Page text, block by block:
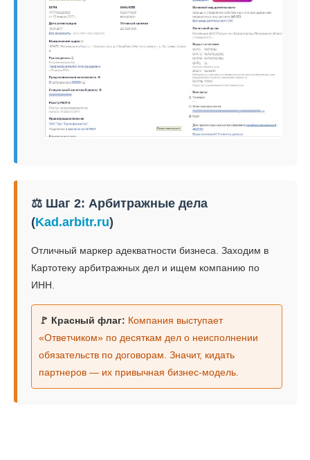
⚖️ Шаг 2: Арбитражные дела
(Kad.arbitr.ru)
Отличный маркер адекватности бизнеса. Заходим в
Картотеку арбитражных дел и ищем компанию по
ИНН.
🚩 Красный флаг: Компания выступает
«Ответчиком» по десяткам дел о неисполнении
обязательств по договорам. Значит, кидать
партнеров — их привычная бизнес-модель.